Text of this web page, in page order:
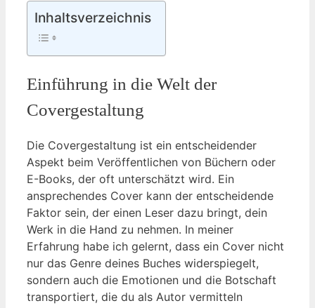
Inhaltsverzeichnis
Einführung in die Welt der
Covergestaltung
Die Covergestaltung ist ein entscheidender
Aspekt beim Veröffentlichen von Büchern oder
E-Books, der oft unterschätzt wird. Ein
ansprechendes Cover kann der entscheidende
Faktor sein, der einen Leser dazu bringt, dein
Werk in die Hand zu nehmen. In meiner
Erfahrung habe ich gelernt, dass ein Cover nicht
nur das Genre deines Buches widerspiegelt,
sondern auch die Emotionen und die Botschaft
transportiert, die du als Autor vermitteln